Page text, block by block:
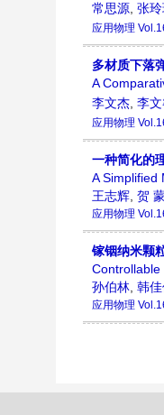
常思源, 张
应用物理
多材质下落
A
李文杰, 李文
应用物理
一种简化的
A Simplified
王志辉, 贺
应用物理
镓铟纳米颗
孙伯林, 韩
应用物理